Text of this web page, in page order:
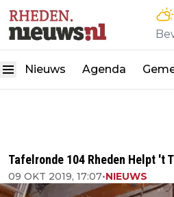
Nieuws Agenda
Tafelronde 104 Rheden Helpt 't
09 OKT 2019, 17:07•NIEUWS